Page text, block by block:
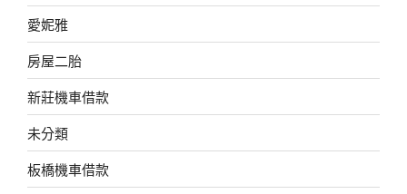
愛妮雅
房屋二胎
新莊機車借款
未分類
板橋機車借款